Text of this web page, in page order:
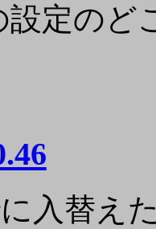
設定のど
入替え